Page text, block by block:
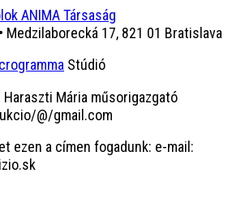
ANIMA Társaság
Medzilaborecká 17, 821 01 Bratislava
Stúdió
Mária műsorigazgató
@/gmail.com
ezen a címen fogadunk: e-mail: